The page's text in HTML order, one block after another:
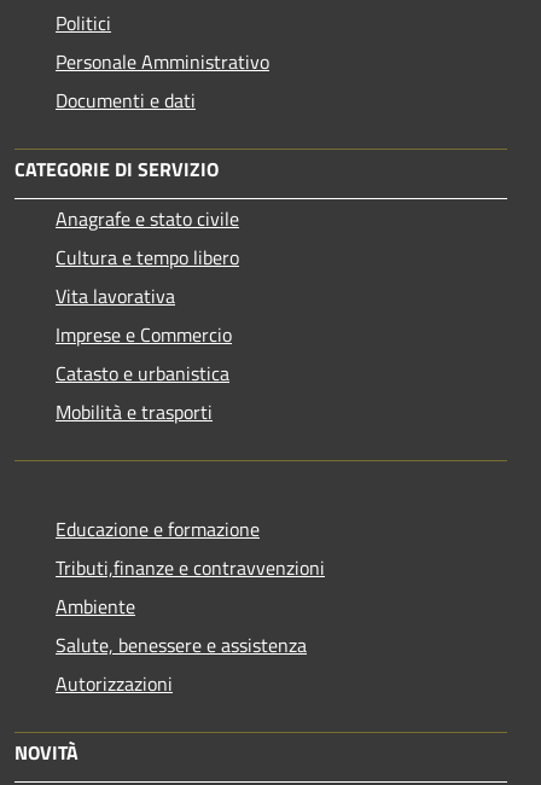
Politici
Personale Amministrativo
Documenti e dati
CATEGORIE DI SERVIZIO
Anagrafe e stato civile
Cultura e tempo libero
Vita lavorativa
Imprese e Commercio
Catasto e urbanistica
Mobilità e trasporti
Educazione e formazione
Tributi,finanze e contravvenzioni
Ambiente
Salute, benessere e assistenza
Autorizzazioni
NOVITÀ